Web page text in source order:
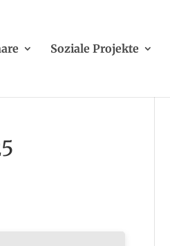
Soziale Projekte